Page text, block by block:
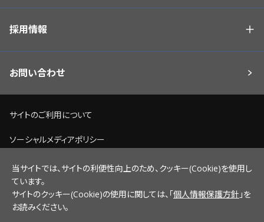
採用情報
お問い合わせ
サイトのご利用について
ソーシャルメディアポリシー
個人情報保護方針
脆弱性情報開示ポリシー
サイトマップ
当サイトでは、サイトの利便性向上のため、クッキー(Cookie)を使用し
ています。
サイトのクッキー(Cookie)の使用に関しては、「個人情報保護方針 」を
お読みください。